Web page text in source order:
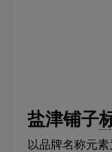
盐津铺子
以品牌名称元